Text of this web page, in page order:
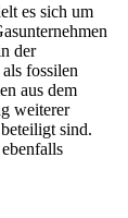
es sich um
der
fossilen
aus dem
weiterer
sind.